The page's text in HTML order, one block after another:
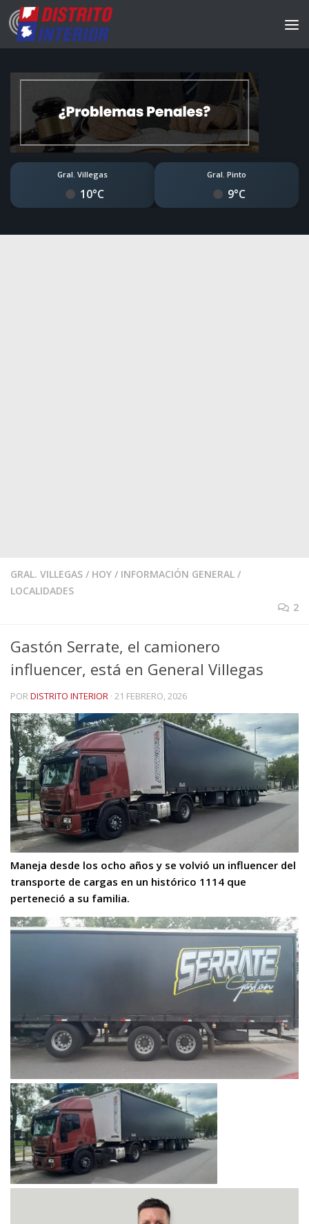
Gral. Villegas
10°C
Gral. Pinto
9°C
GRAL. VILLEGAS / HOY / INFORMACIÓN GENERAL /
LOCALIDADES
2
Gastón Serrate, el camionero
influencer, está en General Villegas
PORDISTRITO INTERIOR · 21 FEBRERO, 2026
Maneja desde los ocho años y se volvió un influencer del
transporte de cargas en un histórico 1114 que
perteneció a su familia.